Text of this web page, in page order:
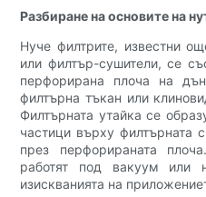
Разбиране на основите на
Нуче филтрите, известни
или филтър-сушители, се
перфорирана плоча на
филтърна тъкан или
Филтърната утайка се
частици върху филтърната
през перфорираната
работят под вакуум или
изискванията на